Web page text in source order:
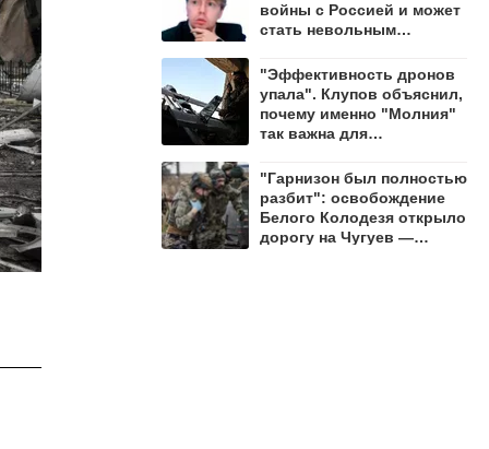
войны с Россией и может
стать невольным
"Эффективность дронов
упала". Клупов объяснил,
почему именно "Молния"
так важна для
"Гарнизон был полностью
разбит": освобождение
Белого Колодезя открыло
дорогу на Чугуев —